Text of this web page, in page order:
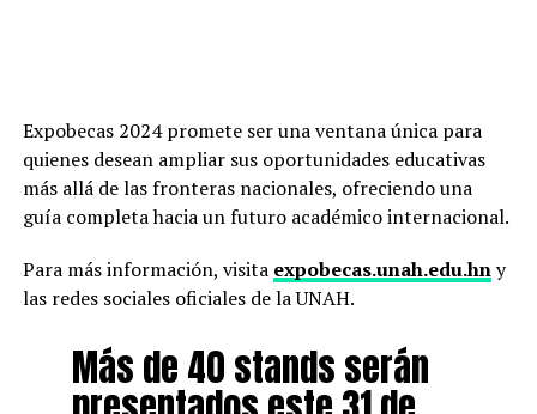
Expobecas 2024 promete ser una ventana única para
quienes desean ampliar sus oportunidades educativas
más allá de las fronteras nacionales, ofreciendo una
guía completa hacia un futuro académico internacional.
Para más información, visita expobecas.unah.edu.hny
las redes sociales oficiales de la UNAH.
Más de 40 stands serán